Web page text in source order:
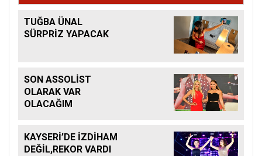
TUĞBA ÜNAL
SÜRPRİZ YAPACAK
SON ASSOLİST
OLARAK VAR
OLACAĞIM
KAYSERİ’DE İZDİHAM
DEĞİL,REKOR VARDI